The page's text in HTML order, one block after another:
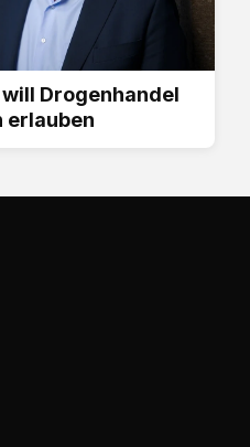
Drogenhandel
erlauben